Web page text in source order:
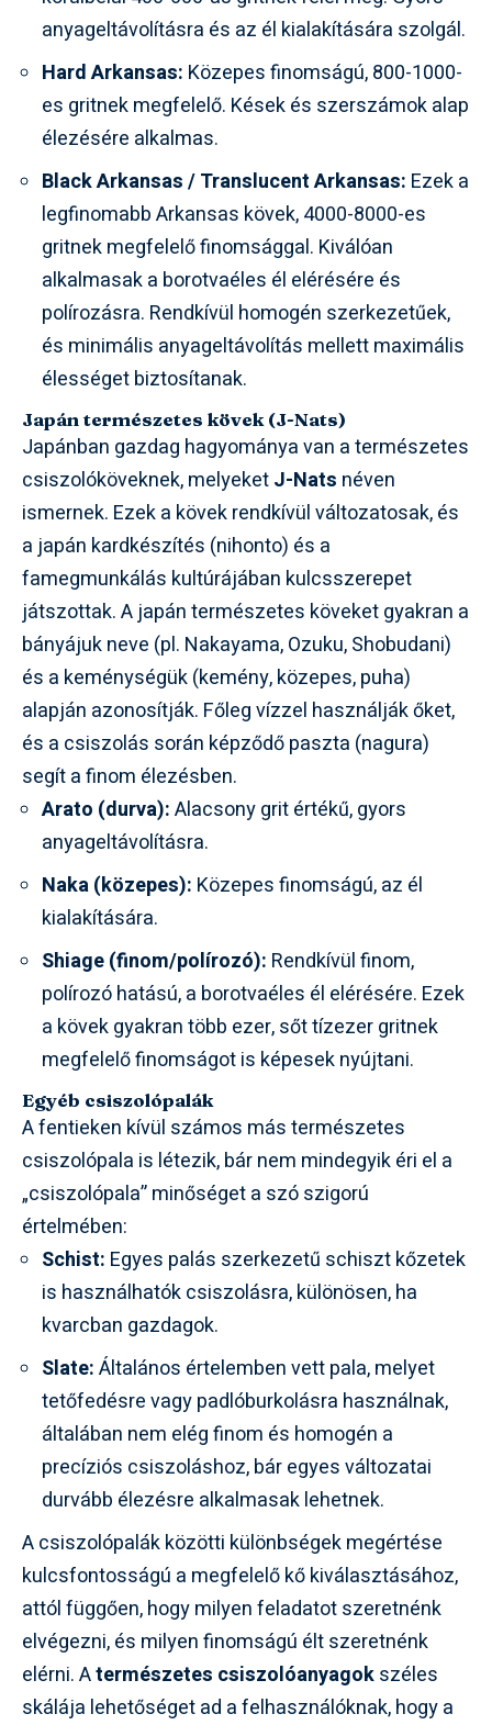
anyageltávolításra és az él kialakítására szolgál.
Hard Arkansas: Közepes finomságú, 800-1000-
es gritnek megfelelő. Kések és szerszámok alap
élezésére alkalmas.
Black Arkansas / Translucent Arkansas: Ezek a
legfinomabb Arkansas kövek, 4000-8000-es
gritnek megfelelő finomsággal. Kiválóan
alkalmasak a borotvaéles él elérésére és
polírozásra. Rendkívül homogén szerkezetűek,
és minimális anyageltávolítás mellett maximális
élességet biztosítanak.
Japán természetes kövek (J-Nats)
Japánban gazdag hagyománya van a természetes
csiszolóköveknek, melyeketJ-Nats néven
ismernek. Ezek a kövek rendkívül változatosak, és
a japán kardkészítés (nihonto) és a
famegmunkálás kultúrájában kulcsszerepet
játszottak. A japán természetes köveket gyakran a
bányájuk neve (pl. Nakayama, Ozuku, Shobudani)
és a keménységük (kemény, közepes, puha)
alapján azonosítják. Főleg vízzel használják őket,
és a csiszolás során képződő paszta (nagura)
segít a finom élezésben.
Arato (durva):Alacsony grit értékű, gyors
anyageltávolításra.
Naka (közepes): Közepes finomságú, az él
kialakítására.
Shiage (finom/polírozó): Rendkívül finom,
polírozó hatású, a borotvaéles él elérésére. Ezek
a kövek gyakran több ezer, sőt tízezer gritnek
megfelelő finomságot is képesek nyújtani.
Egyéb csiszolópalák
A fentieken kívül számos más természetes
csiszolópala is létezik, bár nem mindegyik éri el a
„csiszolópala” minőséget a szó szigorú
értelmében:
Schist: Egyes palás szerkezetű schiszt kőzetek
is használhatók csiszolásra, különösen, ha
kvarcban gazdagok.
Slate:Általános értelemben vett pala, melyet
tetőfedésre vagy padlóburkolásra használnak,
általában nem elég finom és homogén a
precíziós csiszoláshoz, bár egyes változatai
durvább élezésre alkalmasak lehetnek.
A csiszolópalák közötti különbségek megértése
kulcsfontosságú a megfelelő kő kiválasztásához,
attól függően, hogy milyen feladatot szeretnénk
elvégezni, és milyen finomságú élt szeretnénk
elérni. Atermészetes csiszolóanyagokszéles
skálája lehetőséget ad a felhasználóknak, hogy a